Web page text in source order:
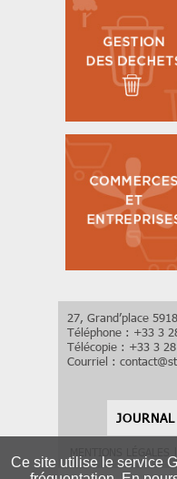
Ce site utilise le service
27, Grand’place
Téléphone : +33 3
Télécopie : +33 3
Courriel : contact@